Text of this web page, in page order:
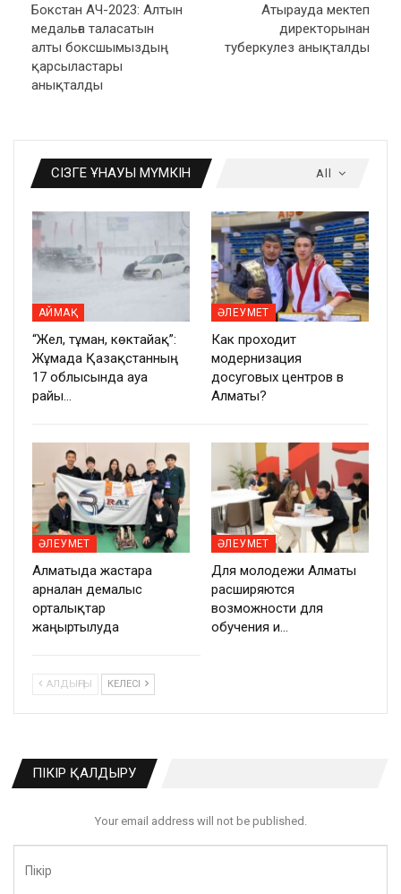
Бокстан АЧ-2023: Алтын
медальға таласатын
алты боксшымыздың
қарсыластары
анықталды
Атырауда мектеп
директорынан
туберкулез анықталды
All
СІЗГЕ ҰНАУЫ МҮМКІН
АЙМАҚ
“Жел, тұман, көктайғақ”:
Жұмада Қазақстанның
17 облысында ауа
райы…
ӘЛЕУМЕТ
Как проходит
модернизация
досуговых центров в
Алматы?
ӘЛЕУМЕТ
Алматыда жастарға
арналған демалыс
орталықтар
жаңғыртылуда
ӘЛЕУМЕТ
Для молодежи Алматы
расширяются
возможности для
обучения и…
АЛДЫҢҒЫ КЕЛЕСІ
ПІКІР ҚАЛДЫРУ
Your email address will not be published.